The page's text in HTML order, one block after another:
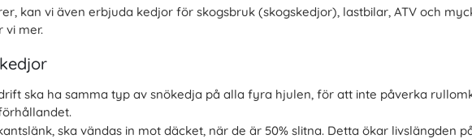
kan vi även erbjuda kedjor för skogsbruk (skogskedjor), lastbilar, ATV och
vi mer.
ska ha samma typ av snökedja på alla fyra hjulen, för att inte påverka
ska vändas in mot däcket, när de är 50% slitna. Detta ökar livslängden